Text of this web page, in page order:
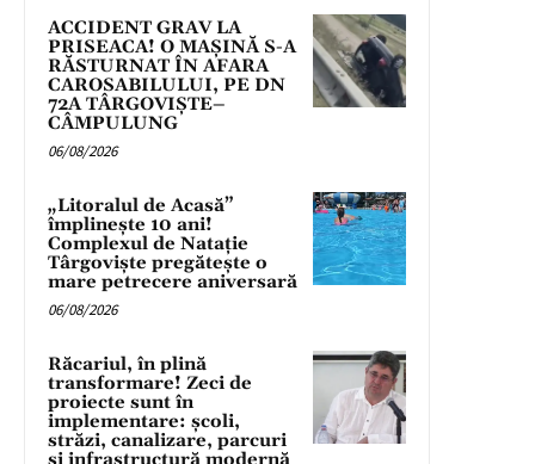
ACCIDENT GRAV LA
PRISEACA! O MAȘINĂ S-A
RĂSTURNAT ÎN AFARA
CAROSABILULUI, PE DN
72A TÂRGOVIȘTE–
CÂMPULUNG
06/08/2026
„Litoralul de Acasă”
împlinește 10 ani!
Complexul de Natație
Târgoviște pregătește o
mare petrecere aniversară
06/08/2026
Răcariul, în plină
transformare! Zeci de
proiecte sunt în
implementare: școli,
străzi, canalizare, parcuri